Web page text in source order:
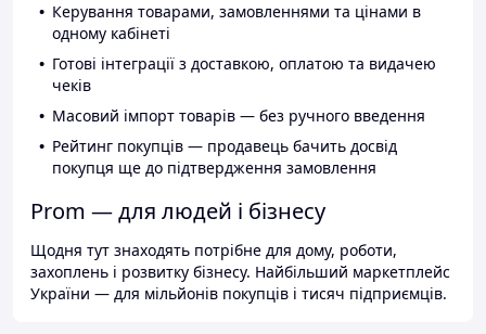
Керування товарами, замовленнями та цінами в
одному кабінеті
Готові інтеграції з доставкою, оплатою та видачею
чеків
Масовий імпорт товарів — без ручного введення
Рейтинг покупців — продавець бачить досвід
покупця ще до підтвердження замовлення
Prom — для людей і бізнесу
Щодня тут знаходять потрібне для дому, роботи,
захоплень і розвитку бізнесу. Найбільший маркетплейс
України — для мільйонів покупців і тисяч підприємців.